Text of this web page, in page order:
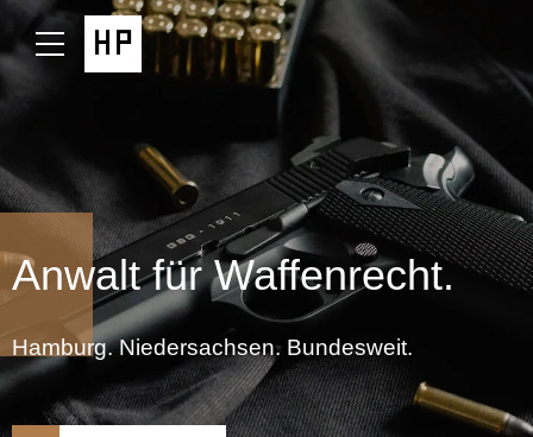
Anwalt für Waffenrecht.
Hamburg. Niedersachsen. Bundesweit.